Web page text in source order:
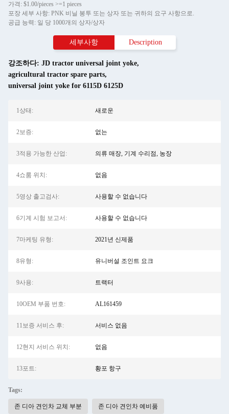
가격: $1.00/pieces >=1 pieces
포장 세부 사항: PNK 비닐 봉투 또는 상자 또는 귀하의 요구 사항으로.
공급 능력: 일 당 1000개의 상자/상자
세부사항 Description
강조하다: JD tractor universal joint yoke,
agricultural tractor spare parts,
universal joint yoke for 6115D 6125D
1상태: 새로운
2보증: 없는
3적용 가능한 산업: 의류 매장, 기계 수리점, 농장
4쇼룸 위치: 없음
5영상 출고검사: 사용할 수 없습니다
6기계 시험 보고서: 사용할 수 없습니다
7마케팅 유형: 2021년 신제품
8유형: 유니버설 조인트 요크
9사용: 트랙터
10OEM 부품 번호: AL161459
11보증 서비스 후: 서비스 없음
12현지 서비스 위치: 없음
13포트: 황포 항구
Tags:
존 디아 견인차 교체 부분 존 디아 견인차 예비품